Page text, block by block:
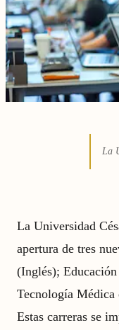
La
La Universidad
apertura de tres
(Inglés);
Tecnología
Estas carreras se